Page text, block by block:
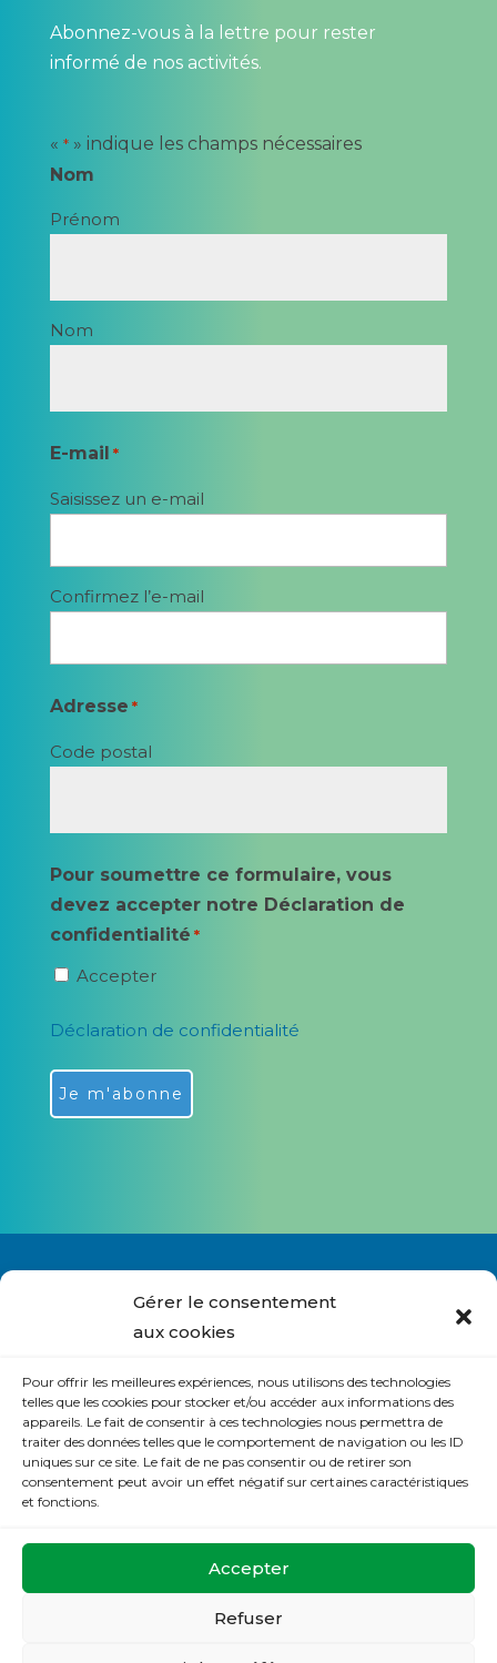
Gérer le consentement
aux cookies
Pour offrir les meilleures expériences, nous utilisons des technologies
telles que les cookies pour stocker et/ou accéder aux informations des
appareils. Le fait de consentir à ces technologies nous permettra de
traiter des données telles que le comportement de navigation ou les ID
uniques sur ce site. Le fait de ne pas consentir ou de retirer son
consentement peut avoir un effet négatif sur certaines caractéristiques
et fonctions.
Accepter
Refuser
Abonnez-vous à la lettre pour rester
informé de nos activités.
« *» indique les champs nécessaires
Nom
Prénom
Nom
E-mail *
Saisissez un e-mail
Confirmez l’e-mail
Adresse *
Code postal
Pour soumettre ce formulaire, vous
devez accepter notre Déclaration de
confidentialité *
Accepter
Déclaration de confidentialité
Nous contacter
S’abonner à la lettre du site
Politique de cookies (UE)
Déclaration de confidentialité (UE)
37540 St Cyr sur Loire